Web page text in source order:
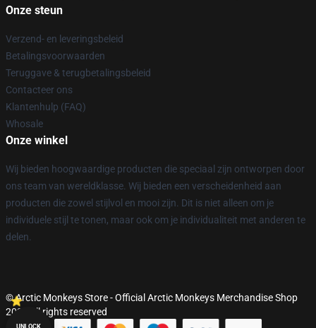
Onze steun
Verzend- en leveringsbeleid
Betalingsvoorwaarden
Teruggave & terugbetalingsbeleid
Contacteer ons
Klantenhulp (FAQ)
Whosale
Onze winkel
Wij bieden hoogwaardige producten die speciaal zijn ontworpen door
ons team van wereldklasse. Wij bieden een verscheidenheid aan
producten die zowel stijlvol en mooi zijn. Dit is niet alleen om je
individuele stijl te tonen, maar ook om je individualiteit met anderen te
delen.
© Arctic Monkeys Store - Official Arctic Monkeys Merchandise Shop
2026 all rights reserved
UNLOCK